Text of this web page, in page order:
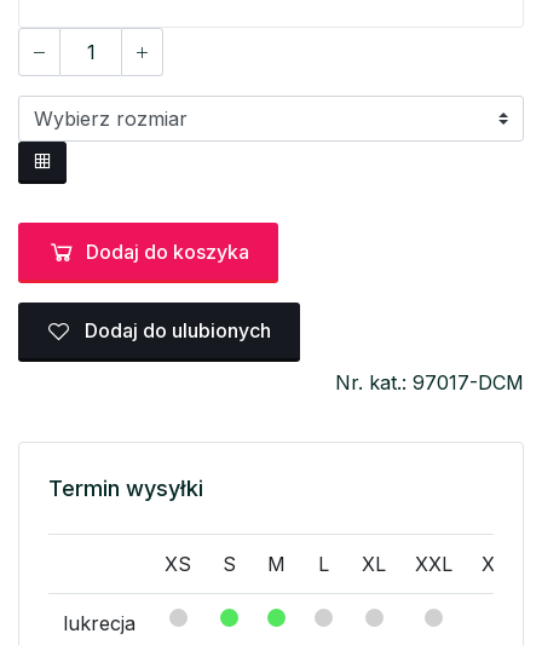
Dodaj do koszyka
Dodaj do ulubionych
Nr. kat.: 97017-DCM
Termin wysyłki
XS S M L XL XXL XXXL
lukrecja